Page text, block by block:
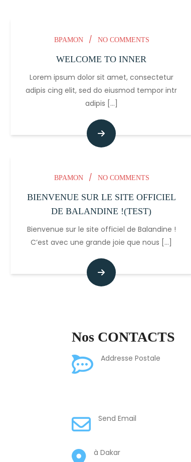
BPAMON / NO COMMENTS
WELCOME TO INNER
Lorem ipsum dolor sit amet, consectetur
adipis cing elit, sed do eiusmod tempor intr
adipis [...]
BPAMON / NO COMMENTS
BIENVENUE SUR LE SITE OFFICIEL
DE BALANDINE !(TEST)
Bienvenue sur le site officiel de Balandine !
C’est avec une grande joie que nous [...]
Nos CONTACTS
Addresse Postale
Send Email
à Dakar